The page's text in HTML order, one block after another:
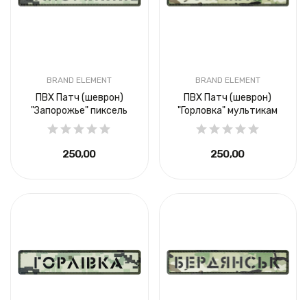
BRAND ELEMENT
ПВХ Патч (шеврон)
"Запорожье" пиксель
250,00 ₴
BRAND ELEMENT
ПВХ Патч (шеврон)
"Горловка" мультикам
250,00 ₴